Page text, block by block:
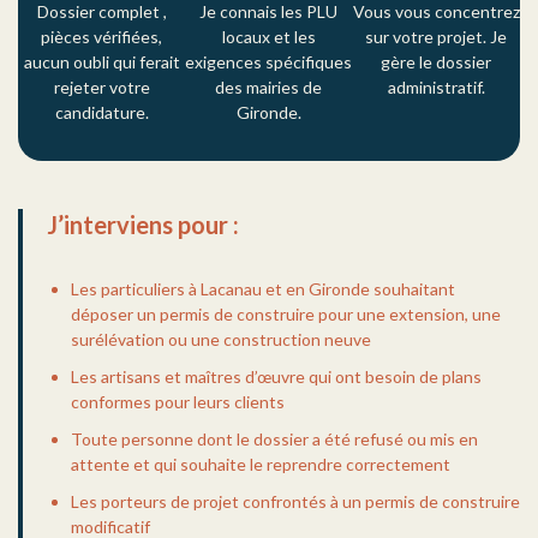
Dossier complet ,
pièces vérifiées,
aucun oubli qui ferait
rejeter votre
candidature.
Je connais les PLU
locaux et les
exigences spécifiques
des mairies de
Gironde.
Vous vous concentrez
sur votre projet. Je
gère le dossier
administratif.
J’interviens pour :
Les particuliers à Lacanau et en Gironde souhaitant
déposer un permis de construire pour une extension, une
surélévation ou une construction neuve
Les artisans et maîtres d’œuvre qui ont besoin de plans
conformes pour leurs clients
Toute personne dont le dossier a été refusé ou mis en
attente et qui souhaite le reprendre correctement
Les porteurs de projet confrontés à un permis de construire
modificatif